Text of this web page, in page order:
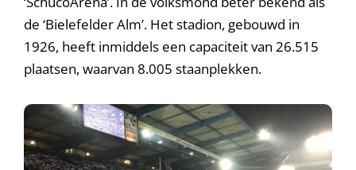
de ‘Bielefelder Alm’. Het stadion, gebouwd in
1926, heeft inmiddels een capaciteit van 26.515
plaatsen, waarvan 8.005 staanplekken.